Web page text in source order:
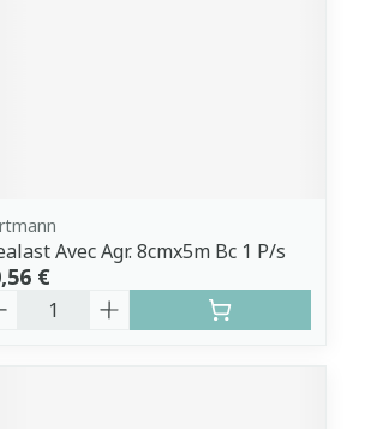
Avec Agr. 8cmx5m Bc 1 P/s
€